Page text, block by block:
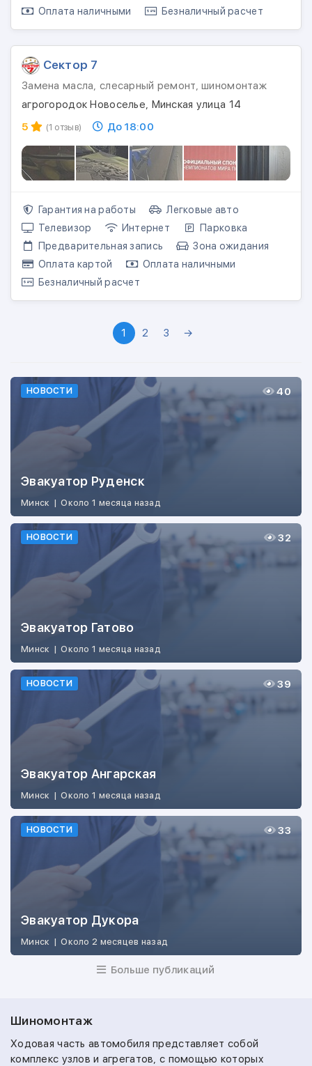
Оплата наличными
Безналичный расчет
Сектор 7
Замена масла, слесарный ремонт, шиномонтаж
агрогородок Новоселье, Минская улица 14
5
(1 отзыв) До 18:00
Гарантия на работы
Легковые авто
Телевизор
Интернет
Парковка
Предварительная запись
Зона ожидания
Оплата картой
Оплата наличными
Безналичный расчет
1 2 3 →
НОВОСТИ
Эвакуатор Руденск
Минск | Около 1 месяца назад
40
НОВОСТИ
Эвакуатор Гатово
Минск | Около 1 месяца назад
32
НОВОСТИ
Эвакуатор Ангарская
Минск | Около 1 месяца назад
39
НОВОСТИ
Эвакуатор Дукора
Минск | Около 2 месяцев назад
33
Больше публикаций
Шиномонтаж
Ходовая часть автомобиля представляет собой
комплекс узлов и агрегатов, с помощью которых